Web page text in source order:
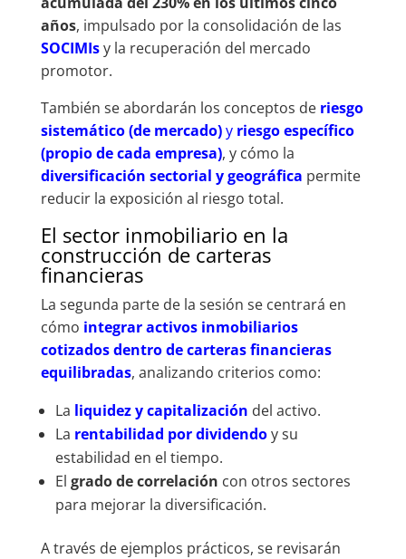
años, impulsado por la consolidación de las
SOCIMIsy la recuperación del mercado
promotor.
También se abordarán los conceptos de riesgo
sistemático (de mercado)y riesgo específico
(propio de cada empresa), y cómo la
diversificación sectorial y geográfica permite
reducir la exposición al riesgo total.
El sector inmobiliario en la
construcción de carteras
financieras
La segunda parte de la sesión se centrará en
cómo integrar activos inmobiliarios
cotizados dentro de carteras financieras
equilibradas, analizando criterios como:
La liquidez y capitalización del activo.
La rentabilidad por dividendoy su
estabilidad en el tiempo.
El grado de correlación con otros sectores
para mejorar la diversificación.
A través de ejemplos prácticos, se revisarán